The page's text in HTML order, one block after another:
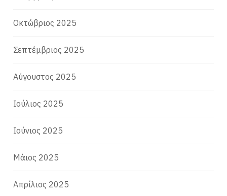
Οκτώβριος 2025
Σεπτέμβριος 2025
Αύγουστος 2025
Ιούλιος 2025
Ιούνιος 2025
Μάιος 2025
Απρίλιος 2025